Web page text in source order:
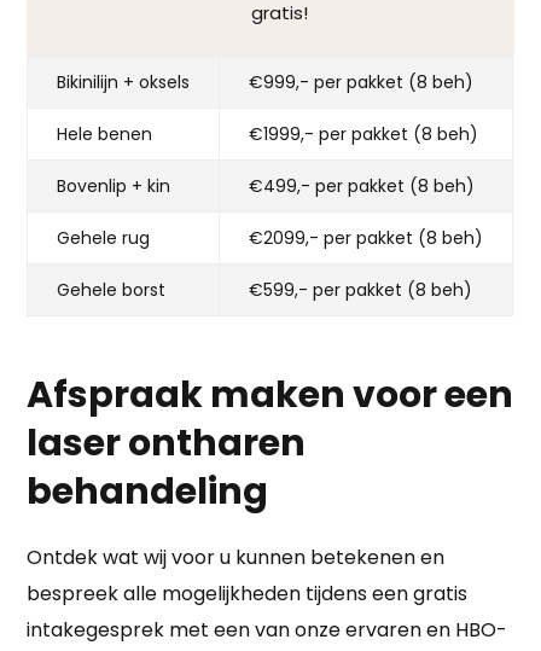
gratis!
Bikinilijn + oksels €999,- per pakket (8 beh)
Hele benen €1999,- per pakket (8 beh)
Bovenlip + kin €499,- per pakket (8 beh)
Gehele rug €2099,- per pakket (8 beh)
Gehele borst €599,- per pakket (8 beh)
Afspraak maken voor een
laser ontharen
behandeling
Ontdek wat wij voor u kunnen betekenen en
bespreek alle mogelijkheden tijdens een gratis
intakegesprek met een van onze ervaren en HBO-